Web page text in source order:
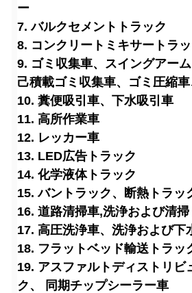
ー
7. バルクセメントトラック
8. コンクリートミキサートラ
9. ゴミ収集車、スイングアー
己積載ゴミ収集車、ゴミ圧縮
10. 糞便吸引車、下水吸引車
11. 高所作業車
12. レッカー車
13. LED広告トラック
14. 化学液体トラック
15. バントラック、断熱トラッ
16. 道路清掃車,洗浄および清掃
17. 高圧洗浄車、洗浄および下
18. フラットベッド輸送トラッ
19. アスファルトディストリビ
ク、 同期チップシーラー車